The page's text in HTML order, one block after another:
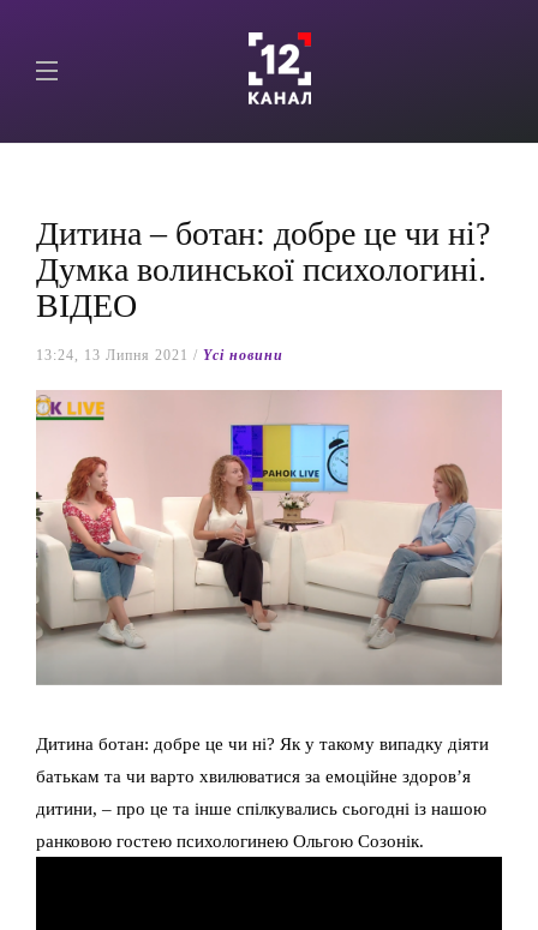
Дитина – ботан: добре це чи ні?
Думка волинської психологині.
ВІДЕО
13:24, 13 Липня 2021 / Yсі новини
Дитина ботан: добре це чи ні? Як у такому випадку діяти
батькам та чи варто хвилюватися за емоційне здоров’я
дитини, – про це та інше спілкувались сьогодні із нашою
ранковою гостею психологинею Ольгою Созонік.